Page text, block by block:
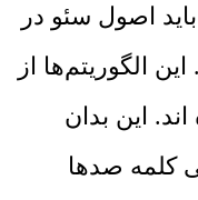
اصول سئو در
الگوریتم‌ها از
این بدان
کلمه صدها